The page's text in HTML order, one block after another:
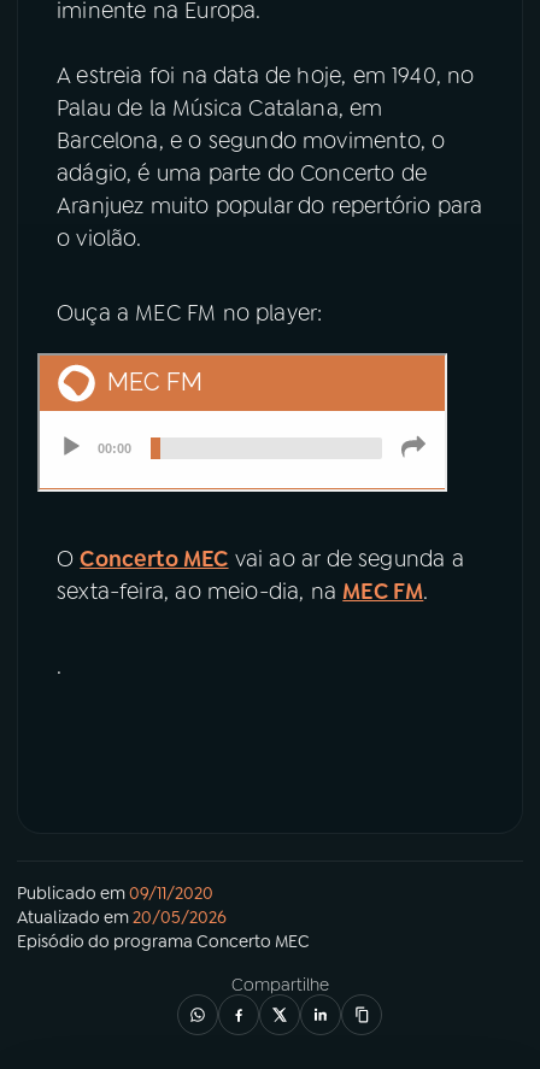
iminente na Europa.
A estreia foi na data de hoje, em 1940, no
Palau de la Música Catalana, em
Barcelona, e o segundo movimento, o
adágio, é uma parte do Concerto de
Aranjuez muito popular do repertório para
o violão.
Ouça a MEC FM no player:
OConcerto MEC vai ao ar de segunda a
sexta-feira, ao meio-dia, na MEC FM.
.
Publicado em09/11/2020
Atualizado em20/05/2026
Episódio do programa Concerto MEC
Compartilhe